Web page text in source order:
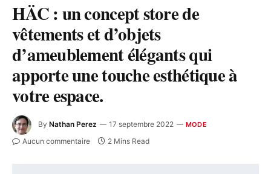
HÄC : un concept store de
vêtements et d’objets
d’ameublement élégants qui
apporte une touche esthétique à
votre espace.
By Nathan Perez 17 septembre 2022 MODE
Aucun commentaire 2 Mins Read